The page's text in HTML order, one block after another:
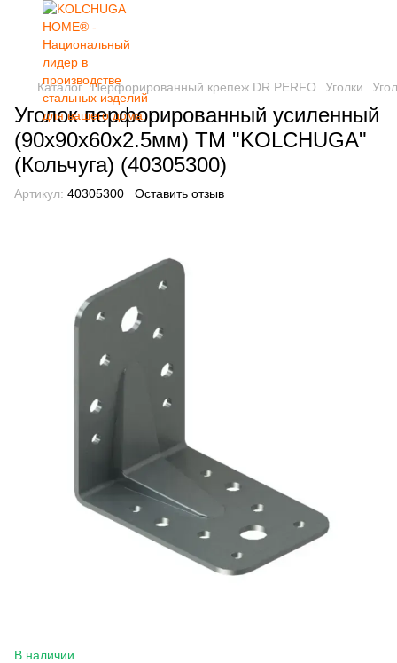
Каталог Перфорированный крепеж DR.PERFO Уголки
Уголок перфорированный усиленный
(90х90х60х2.5мм) ТМ "KOLCHUGA"
(Кольчуга) (40305300)
Артикул: 40305300 Оставить отзыв
В наличии